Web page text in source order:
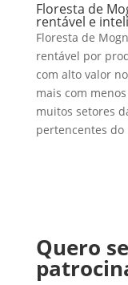
Floresta de
rentável e
Floresta de
rentável por
com alto valor
mais com
muitos setores
pertencentes
Quero